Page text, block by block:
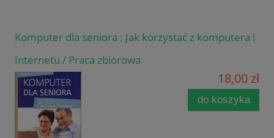
Komputer dla seniora : Jak korzystać z komputera i
Internetu / Praca zbiorowa
18,00 zł
do koszyka